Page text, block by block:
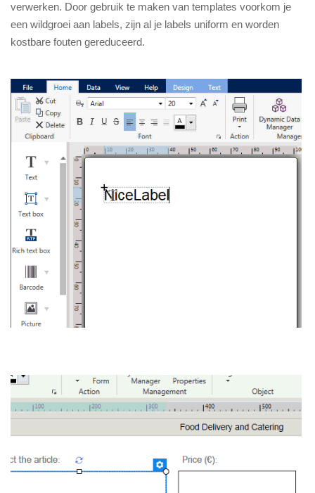
verwerken. Door gebruik te maken van templates voorkom je
een wildgroei aan labels, zijn al je labels uniform en worden
kostbare fouten gereduceerd.